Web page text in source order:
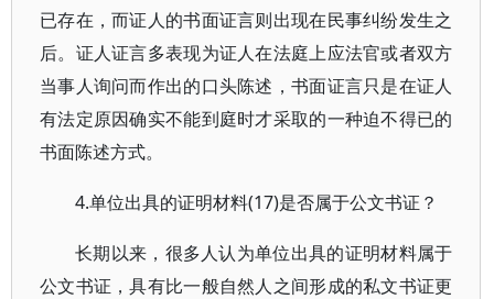
已存在，而证人的书面证言则出现在民事纠纷发生之
后。证人证言多表现为证人在法庭上应法官或者双方
当事人询问而作出的口头陈述，书面证言只是在证人
有法定原因确实不能到庭时才采取的一种迫不得已的
书面陈述方式。
4.单位出具的证明材料(17)是否属于公文书证？
长期以来，很多人认为单位出具的证明材料属于
公文书证，具有比一般自然人之间形成的私文书证更